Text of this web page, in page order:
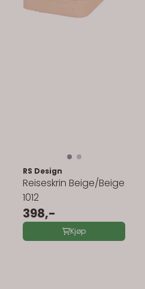
RS Design
Reiseskrin Beige/Beige
1012
398,-
Kjøp